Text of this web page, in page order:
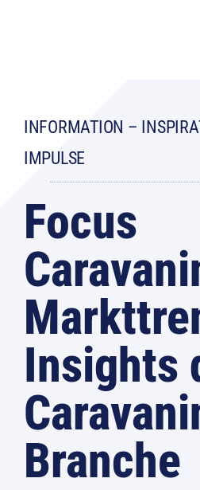
INFORMATION –
IMPULSE
Focus
Insights
Branche